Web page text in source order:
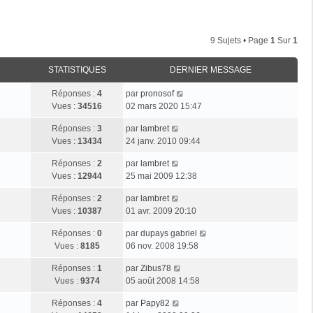
9 Sujets • Page 1 Sur 1
STATISTIQUES DERNIER MESSAGE
Réponses : 4
Vues : 34516
D
e
n
i
r
m
s
a
g
par pronosof
02 mars 2020 15:47
Réponses : 3
Vues : 13434
D
e
n
i
r
m
s
a
g
par lambret
24 janv. 2010 09:44
Réponses : 2
Vues : 12944
D
e
n
i
r
m
s
a
par lambret
25 mai 2009 12:38
Réponses : 2
Vues : 10387
D
e
n
i
r
m
par lambret
01 avr. 2009 20:10
Réponses : 0
Vues : 8185
D
e
n
i
r
par dupays gabriel
06 nov. 2008 19:58
Réponses : 1
Vues : 9374
D
e
n
par Zibus78
05 août 2008 14:58
Réponses : 4
D
par Papy82